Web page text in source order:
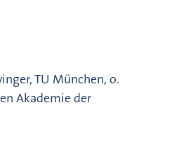
TU München, o.
Akademie der